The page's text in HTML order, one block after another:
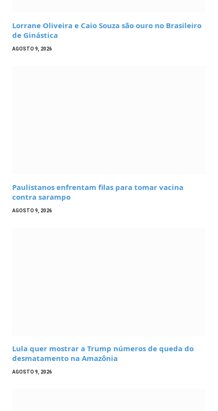
Lorrane Oliveira e Caio Souza são ouro no Brasileiro
de Ginástica
AGOSTO 9, 2026
Paulistanos enfrentam filas para tomar vacina
contra sarampo
AGOSTO 9, 2026
Lula quer mostrar a Trump números de queda do
desmatamento na Amazônia
AGOSTO 9, 2026